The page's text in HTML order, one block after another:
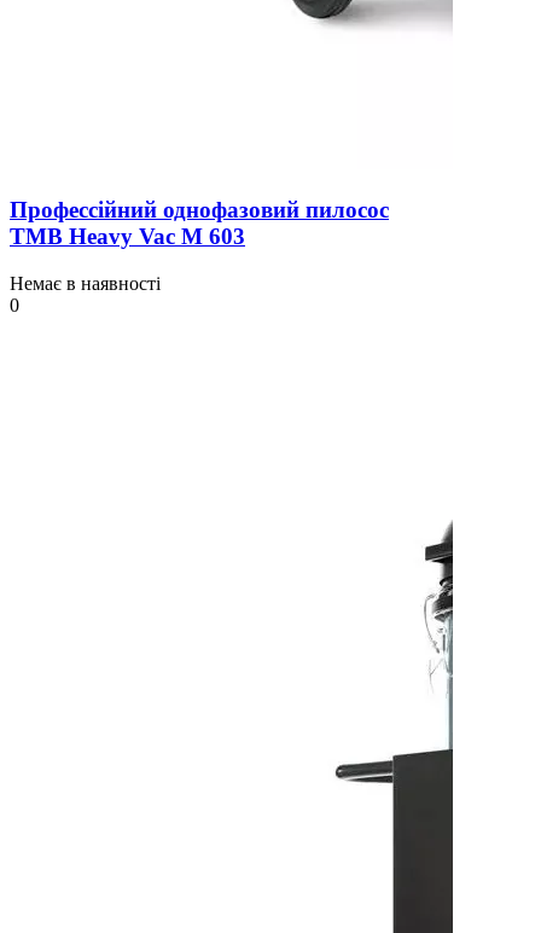
Профессійний однофазовий пилосос
TMB Heavy Vac М 603
Немає в наявності
0